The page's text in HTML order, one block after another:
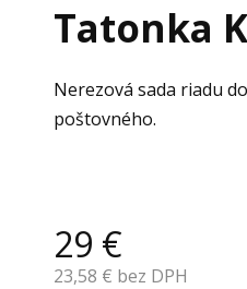
Tatonka
Nerezová sada riadu
poštovného.
29 €
23,58 € bez DPH